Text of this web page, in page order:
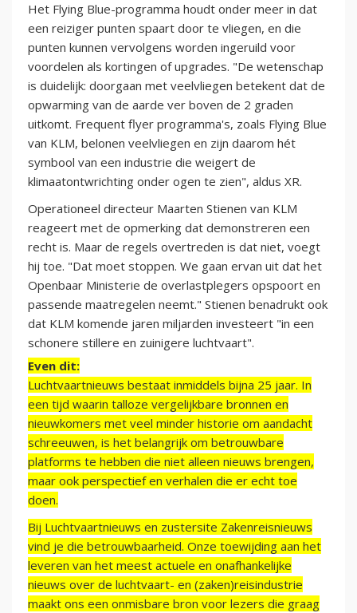
Het Flying Blue-programma houdt onder meer in dat
een reiziger punten spaart door te vliegen, en die
punten kunnen vervolgens worden ingeruild voor
voordelen als kortingen of upgrades. "De wetenschap
is duidelijk: doorgaan met veelvliegen betekent dat de
opwarming van de aarde ver boven de 2 graden
uitkomt. Frequent flyer programma's, zoals Flying Blue
van KLM, belonen veelvliegen en zijn daarom hét
symbool van een industrie die weigert de
klimaatontwrichting onder ogen te zien", aldus XR.
Operationeel directeur Maarten Stienen van KLM
reageert met de opmerking dat demonstreren een
recht is. Maar de regels overtreden is dat niet, voegt
hij toe. "Dat moet stoppen. We gaan ervan uit dat het
Openbaar Ministerie de overlastplegers opspoort en
passende maatregelen neemt." Stienen benadrukt ook
dat KLM komende jaren miljarden investeert "in een
schonere stillere en zuinigere luchtvaart".
Even dit:
Luchtvaartnieuws bestaat inmiddels bijna 25 jaar. In
een tijd waarin talloze vergelijkbare bronnen en
nieuwkomers met veel minder historie om aandacht
schreeuwen, is het belangrijk om betrouwbare
platforms te hebben die niet alleen nieuws brengen,
maar ook perspectief en verhalen die er echt toe
doen.
Bij Luchtvaartnieuws en zustersite Zakenreisnieuws
vind je die betrouwbaarheid. Onze toewijding aan het
leveren van het meest actuele en onafhankelijke
nieuws over de luchtvaart- en (zaken)reisindustrie
maakt ons een onmisbare bron voor lezers die graag